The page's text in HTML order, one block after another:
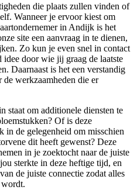
die plaats zullen vinden of
Wanneer je ervoor kiest om
in Andijk is het
site een aanvraag in te dienen,
Zo kun je even snel in contact
idee door wie jij graag de laatste
Daarnaast is het een verstandig
werkzaamheden die er
staat om additionele diensten te
Of is deze
de gelegenheid om misschien
dit heeft gewenst? Deze
in je zoektocht naar de juiste
sterkte in deze heftige tijd, en
de juiste connectie zodat alles